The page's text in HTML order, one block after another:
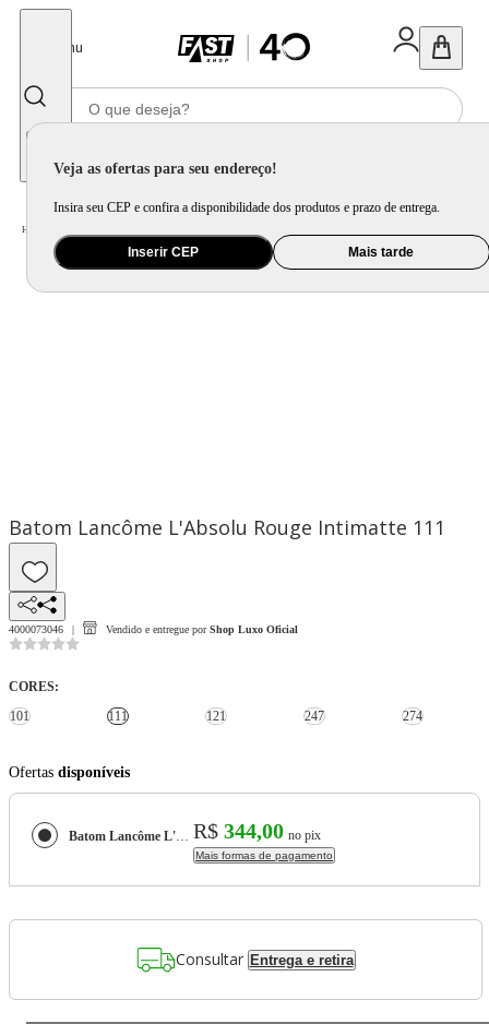
Menu
Veja as ofertas para seu endereço!
Insira seu CEP e confira a disponibilidade dos produtos e prazo de entrega.
Inserir CEP Mais tarde
Home
Batom Lancôme L'Absolu Rouge Intimatte 111
4000073046 Vendido e entregue por Shop Luxo Oficial
CORES:
101
111 121 247 274
Ofertas disponíveis
Batom Lancôme L'Absolu Rouge Intimatte R$ 344,00 no pix
Mais formas de pagamento
Consultar Entrega e retira